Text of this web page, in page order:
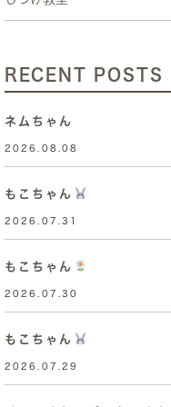
RECENT POSTS
ネムちゃん
2026.08.08
もこちゃん
2026.07.31
もこちゃん
2026.07.30
もこちゃん
2026.07.29